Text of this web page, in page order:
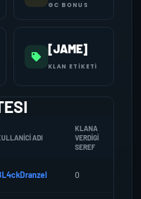
GC BONUS
[JAME]
KLAN ETIKETI
ADI
KLANA
VERDIGI
SEREF
0